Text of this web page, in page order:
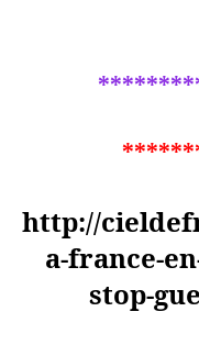
http://
a-france-
stop-